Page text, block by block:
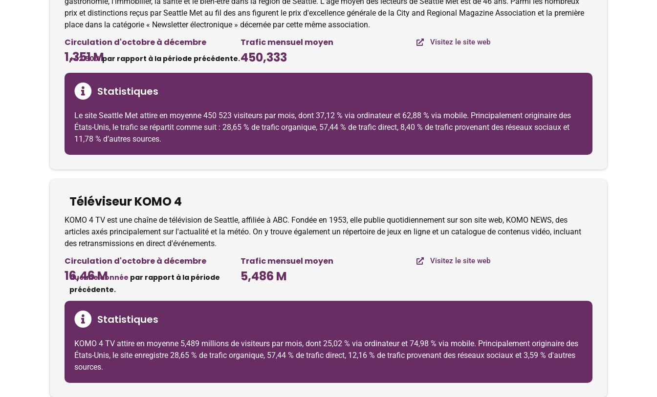
prix et distinctions reçus par Seattle Met au fil des ans figurent le prix d'excellence générale de la City and Regional Magazine Association et la première
place dans la catégorie « Newsletter électronique » décernée par cette même association.
Circulation d'octobre à décembre
1,351 M
+42.50%par rapport à la période précédente.
Trafic mensuel moyen
450,333
Visitez le site web
Statistiques
Le site Seattle Met attire en moyenne 450 523 visiteurs par mois, dont 37,12 % via ordinateur et 62,88 % via mobile. Principalement originaire des
États-Unis, le trafic se répartit comme suit : 28,65 % de trafic organique, 57,44 % de trafic direct, 8,40 % de trafic provenant des réseaux sociaux et
11,78 % d’autres sources.
Téléviseur KOMO 4
KOMO 4 TV est une chaîne de télévision de Seattle, affiliée à ABC. Fondée en 1953, elle publie quotidiennement sur son site web, KOMO NEWS, des
articles axés principalement sur l'actualité et la météo. On y trouve également un répertoire de jeux en ligne et un catalogue de contenus vidéo, incluant
des retransmissions en direct d'événements.
Circulation d'octobre à décembre
16,46 M
aucune donnée par rapport à la période
précédente.
Trafic mensuel moyen
5,486 M
Visitez le site web
Statistiques
KOMO 4 TV attire en moyenne 5,489 millions de visiteurs par mois, dont 25,02 % via ordinateur et 74,98 % via mobile. Principalement originaire des
États-Unis, le site enregistre 28,65 % de trafic organique, 57,44 % de trafic direct, 12,16 % de trafic provenant des réseaux sociaux et 3,59 % d'autres
sources.